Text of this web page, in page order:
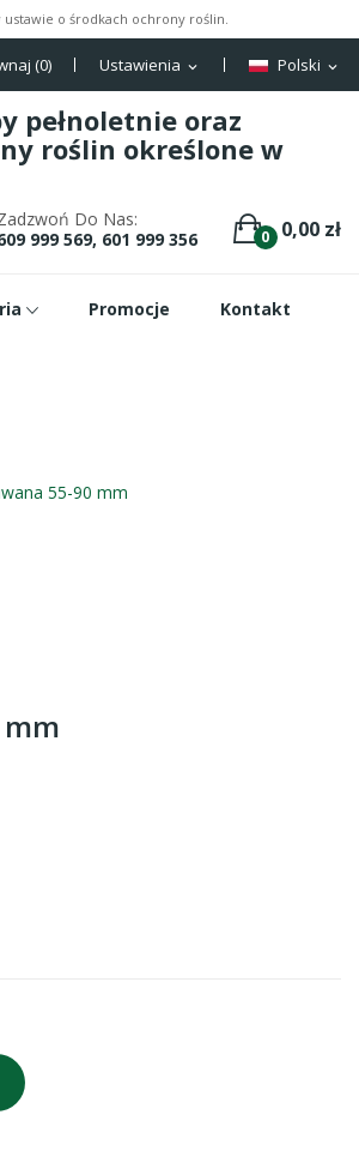
o środkach ochrony roślin.
Polski expand_more
Ustawienia expand_more
(0)
pełnoletnie oraz
roślin określone w
0 0,00 zł
Do Nas:
999 569, 601 999 356
Promocje Kontakt
55-90 mm